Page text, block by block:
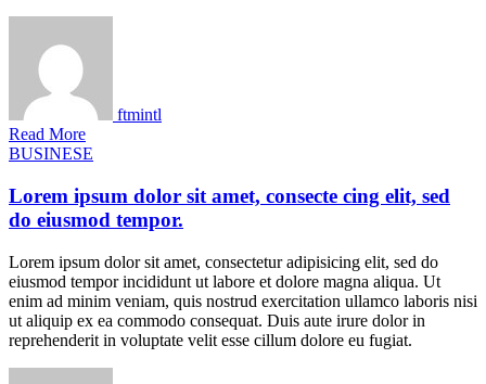
ftmintl
Read More
BUSINESE
Lorem ipsum dolor sit amet, consecte cing elit, sed
do eiusmod tempor.
Lorem ipsum dolor sit amet, consectetur adipisicing elit, sed do
eiusmod tempor incididunt ut labore et dolore magna aliqua. Ut
enim ad minim veniam, quis nostrud exercitation ullamco laboris nisi
ut aliquip ex ea commodo consequat. Duis aute irure dolor in
reprehenderit in voluptate velit esse cillum dolore eu fugiat.